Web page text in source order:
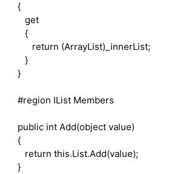
{
get
{
return (ArrayList)_innerList;
}
}
#region IList Members
public int Add(object value)
{
return this.List.Add(value);
}